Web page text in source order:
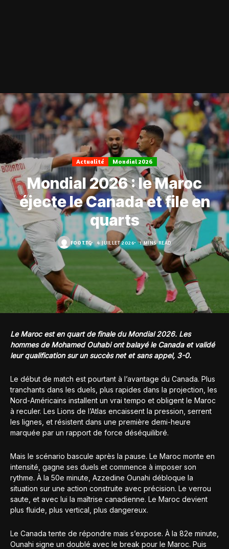
Actualité Mondial 2026
Mondial 2026 : le Maroc
éjecte le Canada et file en
quarts
FOOT.TG 4 JUILLET 2026 1 MINS READ
Le Maroc est en quart de finale du Mondial 2026. Les
hommes de Mohamed Ouhabi ont balayé le Canada et validé
leur qualification sur un succès net et sans appel, 3-0.
Le début de match est pourtant à l’avantage du Canada. Plus
tranchants dans les duels, plus rapides dans la projection, les
Nord-Américains installent un vrai tempo et obligent le Maroc
à reculer. Les Lions de l’Atlas encaissent la pression, serrent
les lignes, et résistent dans une première demi-heure
marquée par un rapport de force déséquilibré.
Mais le scénario bascule après la pause. Le Maroc monte en
intensité, gagne ses duels et commence à imposer son
rythme. À la 50e minute, Azzedine Ounahi débloque la
situation sur une action construite avec précision. Le verrou
saute, et avec lui la maîtrise canadienne. Le Maroc devient
plus fluide, plus vertical, plus dangereux.
Le Canada tente de répondre mais s’expose. À la 82e minute,
Ounahi signe un doublé avec le break pour le Maroc. Puis